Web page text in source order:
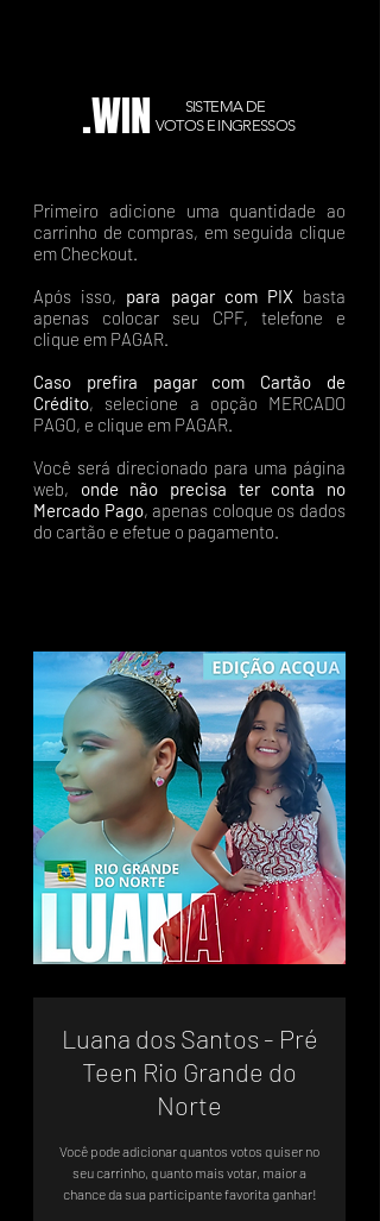
.WIN
SISTEMA DE
VOTOS E INGRESSOS
Primeiro adicione uma quantidade ao
carrinho de compras, em seguida clique
em Checkout.
Após isso, para pagar com PIX basta
apenas colocar seu CPF, telefone e
clique em PAGAR.
Caso prefira pagar com Cartão de
Crédito, selecione a opção MERCADO
PAGO, e clique em PAGAR.
Você será direcionado para uma página
web, onde não precisa ter conta no
Mercado Pago, apenas coloque os dados
do cartão e efetue o pagamento.
Luana dos Santos - Pré
Teen Rio Grande do
Norte
Você pode adicionar quantos votos quiser no
seu carrinho, quanto mais votar, maior a
chance da sua participante favorita ganhar!